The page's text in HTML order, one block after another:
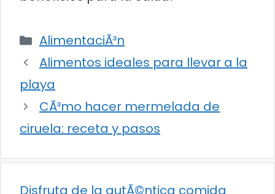
Categorías
AlimentaciÃ³n
Alimentos ideales para llevar a la
playa
CÃ³mo hacer mermelada de
ciruela: receta y pasos
Disfruta de la autÃ©ntica comida